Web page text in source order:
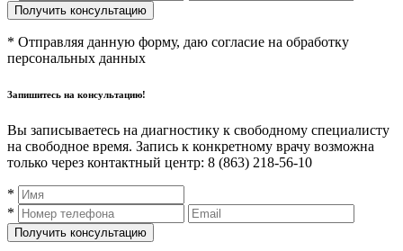
* Отправляя данную форму, даю согласие на обработку
персональных данных
Запишитесь на консультацию!
Вы записываетесь на диагностику к свободному специалисту
на свободное время. Запись к конкретному врачу возможна
только через контактный центр: 8 (863) 218-56-10
*
*